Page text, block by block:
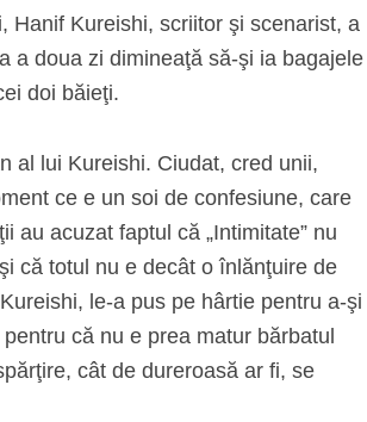
Hanif Kureishi, scriitor şi scenarist, a
a doua zi dimineaţă să-şi ia bagajele
doi băieţi.
al lui Kureishi. Ciudat, cred unii,
ce e un soi de confesiune, care
au acuzat faptul că „Intimitate” nu
că totul nu e decât o înlănţuire de
le-a pus pe hârtie pentru a-şi
că nu e prea matur bărbatul
cât de dureroasă ar fi, se